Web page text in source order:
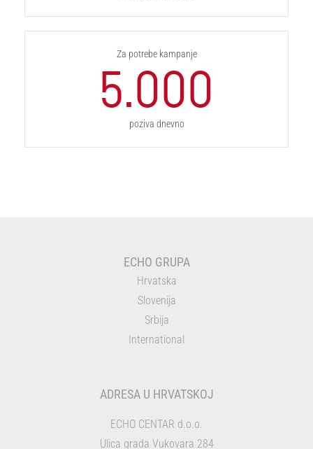
Za potrebe kampanje
5.000
poziva dnevno
ECHO GRUPA
Hrvatska
Slovenija
Srbija
International
ADRESA U HRVATSKOJ
ECHO CENTAR d.o.o.
Ulica grada Vukovara 284